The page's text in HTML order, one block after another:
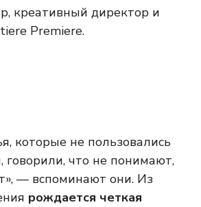
креативный директор и
Premiere.
которые не пользовались
что не понимают,
— вспоминают они. Из
рождается четкая